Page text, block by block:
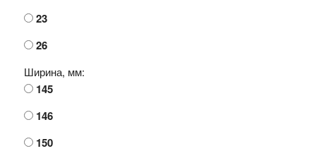
23
26
Ширина, мм:
145
146
150